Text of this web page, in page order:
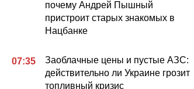
почему Андрей Пышный
пристроит старых знакомых в
Нацбанке
07:35
Заоблачные цены и пустые АЗС:
действительно ли Украине грозит
топливный кризис